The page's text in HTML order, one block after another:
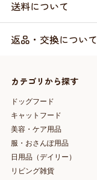
送料について
返品・交換について
カテゴリから探す
ドッグフード
キャットフード
美容・ケア用品
服・おさんぽ用品
日用品（デイリー）
リビング雑貨